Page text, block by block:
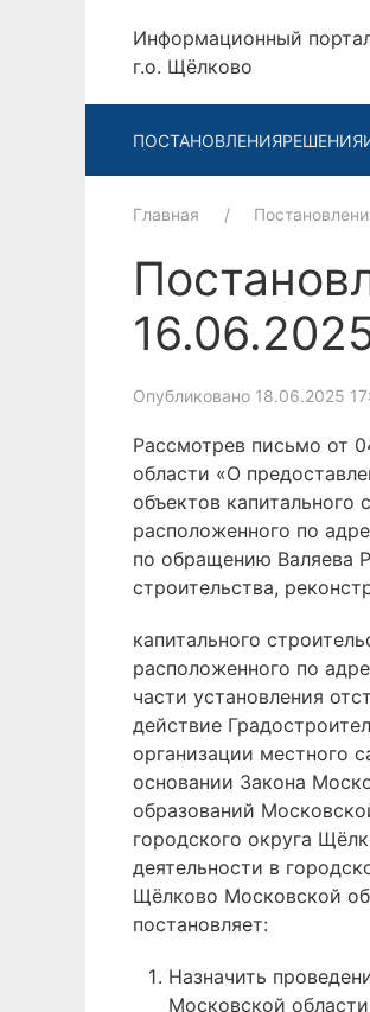
Информационный
г.о. Щёлково
ПОСТАНОВЛЕНИЯРЕШЕНИЯ
Главная
Опубликовано 18.06.2025
Рассмотрев письмо от
области «О
объектов
расположенного по
по обращению Валяева
строительства,
капитального
расположенного по
части установления
действие
организации местного
основании Закона
образований
городского округа
деятельности в
Щёлково Московской
постановляет:
Назначить
Московской